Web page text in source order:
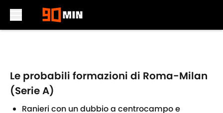
Le probabili formazioni di Roma-Milan
(Serie A)
Ranieri con un dubbio a centrocampo e